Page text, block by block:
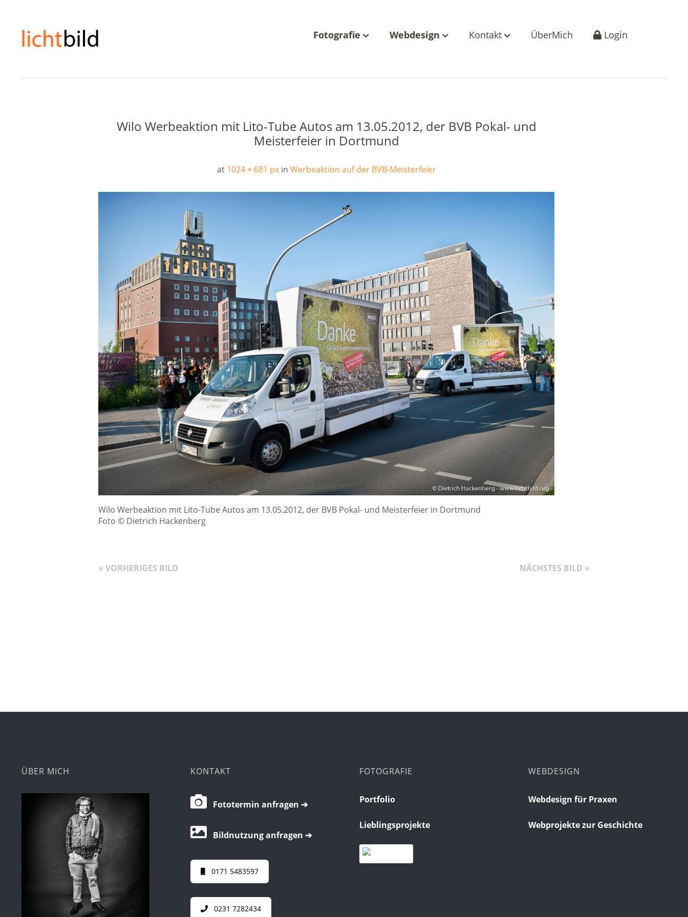
Fotografie Webdesign Kontakt ÜberMich Login
Wilo Werbeaktion mit Lito-Tube Autos am 13.05.2012, der BVB Pokal- und
Meisterfeier in Dortmund
at 1024 × 681 pxin Werbeaktion auf der BVB-Meisterfeier
Wilo Werbeaktion mit Lito-Tube Autos am 13.05.2012, der BVB Pokal- und Meisterfeier in Dortmund
Foto © Dietrich Hackenberg
« VORHERIGES BILD NÄCHSTES BILD »
ÜBER MICH KONTAKT
Fototermin anfragen ➔
Bildnutzung anfragen ➔
0171 5483597
0231 7282434
FOTOGRAFIE
Portfolio
Lieblingsprojekte
WEBDESIGN
Webdesign für Praxen
Webprojekte zur Geschichte